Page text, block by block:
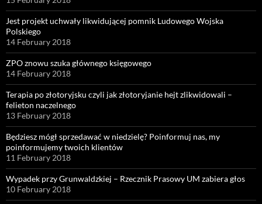
Jest projekt uchwały likwidującej pomnik Ludowego Wojska
Polskiego
14 February 2018
ZPO znowu szuka głównego księgowego
14 February 2018
Terapia po złotoryjsku czyli jak złotoryjanie hejt zlikwidowali –
felieton naczelnego
13 February 2018
Będziesz mógł sprzedawać w niedzielę? Poinformuj nas, my
poinformujemy twoich klientów
11 February 2018
Wypadek przy Grunwaldzkiej – Rzecznik Prasowy UM zabiera głos
10 February 2018